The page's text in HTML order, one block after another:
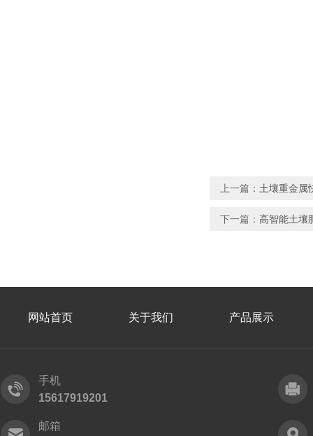
上一篇： 土壤重金属
下一篇： 高智能土壤
网站首页 关于我们 产品展示
手机
15617919201
邮箱